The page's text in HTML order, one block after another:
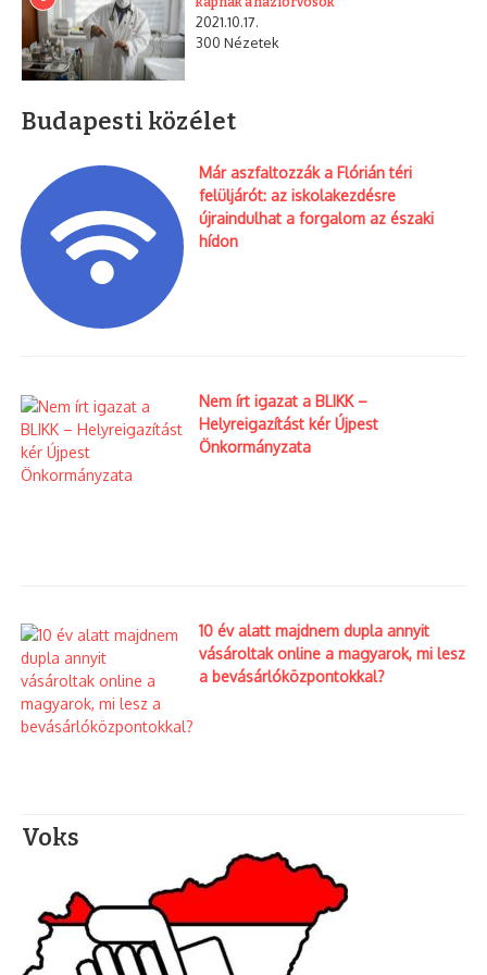
2021.10.17.
300 Nézetek
Budapesti közélet
Már aszfaltozzák a Flórián téri
felüljárót: az iskolakezdésre
újraindulhat a forgalom az északi
hídon
Nem írt igazat a BLIKK –
Helyreigazítást kér Újpest
Önkormányzata
10 év alatt majdnem dupla annyit
vásároltak online a magyarok, mi lesz
a bevásárlóközpontokkal?
Voks